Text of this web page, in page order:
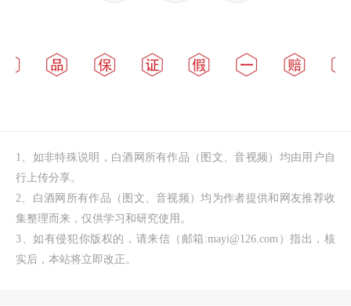
1、如非特殊说明，白酒网所有作品（图文、音视频）均由用户自
行上传分享。
2、白酒网所有作品（图文、音视频）均为作者提供和网友推荐收
集整理而来，仅供学习和研究使用。
3、如有侵犯你版权的，请来信（邮箱:mayi@126.com）指出，核
实后，本站将立即改正。